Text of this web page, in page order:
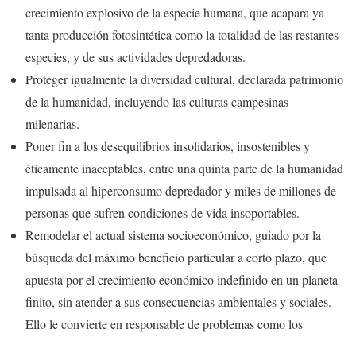
crecimiento explosivo de la especie humana, que acapara ya
tanta producción fotosintética como la totalidad de las restantes
especies, y de sus actividades depredadoras.
Proteger igualmente la diversidad cultural, declarada patrimonio
de la humanidad, incluyendo las culturas campesinas
milenarias.
Poner fin a los desequilibrios insolidarios, insostenibles y
éticamente inaceptables, entre una quinta parte de la humanidad
impulsada al hiperconsumo depredador y miles de millones de
personas que sufren condiciones de vida insoportables.
Remodelar el actual sistema socioeconómico, guiado por la
búsqueda del máximo beneficio particular a corto plazo, que
apuesta por el crecimiento económico indefinido en un planeta
finito, sin atender a sus consecuencias ambientales y sociales.
Ello le convierte en responsable de problemas como los